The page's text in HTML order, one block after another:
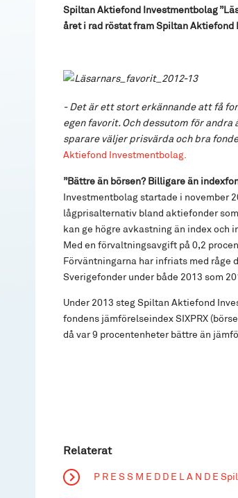
Spiltan Aktiefond Investmentbolag
året i rad röstat fram Spiltan Aktiefond
- Det är ett stort erkännande att få
egen favorit. Och dessutom för
sparare väljer prisvärda och bra
Aktiefond Investmentbolag.
”Bättre än börsen? Billigare än
Investmentbolag startade i november
lågprisalternativ bland aktiefonder
kan ge högre avkastning än index och
Med en förvaltningsavgift på 0,2
Förväntningarna har infriats med råge
Sverigefonder under både 2013 som
Under 2013 steg Spiltan Aktiefond
fondens jämförelseindex SIXPRX
då var 9 procentenheter bättre än
Relaterat
P R E S S M E D D E L A N D E